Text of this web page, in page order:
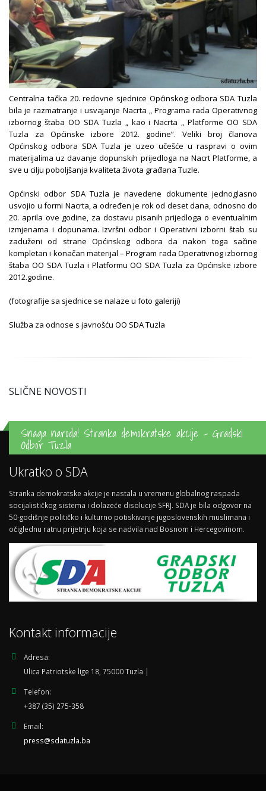
Centralna tačka 20. redovne sjednice Općinskog odbora SDA Tuzla
bila je razmatranje i usvajanje Nacrta „ Programa rada Operativnog
izbornog štaba OO SDA Tuzla „ kao i Nacrta „ Platforme OO SDA
Tuzla za Općinske izbore 2012. godine”. Veliki broj članova
Općinskog odbora SDA Tuzla je uzeo učešće u raspravi o ovim
materijalima uz davanje dopunskih prijedloga na Nacrt Platforme, a
sve u cilju poboljšanja kvaliteta života građana Tuzle.
Općinski odbor SDA Tuzla je navedene dokumente jednoglasno
usvojio u formi Nacrta, a određen je rok od deset dana, odnosno do
20. aprila ove godine, za dostavu pisanih prijedloga o eventualnim
izmjenama i dopunama. Izvršni odbor i Operativni izborni štab su
zaduženi od strane Općinskog odbora da nakon toga sačine
kompletan i konačan materijal – Program rada Operativnog izbornog
štaba OO SDA Tuzla i Platformu OO SDA Tuzla za Općinske izbore
2012.godine.
(fotografije sa sjednice se nalaze u foto galeriji)
Služba za odnose s javnošću OO SDA Tuzla
SLIČNE NOVOSTI
Snaga naroda! Stranka demokratske akcije - Gradski
Odbor Tuzla
Ukratko o SDA
Stranka demokratske akcije je nastala u vremenu globalnog raspada
socijalističkog sistema i dolazeće disolucije SFRJ. SDA je bila odgovor na
50-godišnje političko i kulturno potiskivanje jugoslovenskih muslimana i
očiglednu ratnu prijetnju koja se nadvila nad Bosnom i Hercegovinom.
Kontakt informacije
Adresa:
Ulica Patriotske lige 18, 75000 Tuzla |
Telefon:
+387 (35) 275-358
Email:
press@sdatuzla.ba